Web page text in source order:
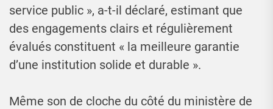
service public », a-t-il déclaré, estimant que
des engagements clairs et régulièrement
évalués constituent « la meilleure garantie
d’une institution solide et durable ».
Même son de cloche du côté du ministère de